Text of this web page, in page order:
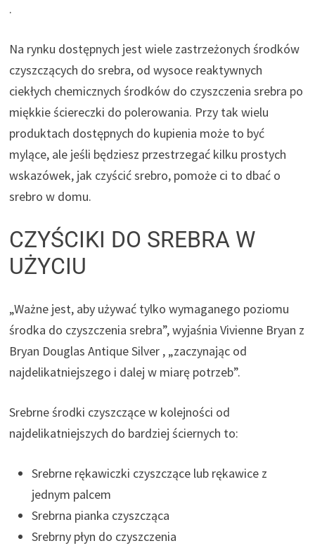
.
Na rynku dostępnych jest wiele zastrzeżonych środków
czyszczących do srebra, od wysoce reaktywnych
ciekłych chemicznych środków do czyszczenia srebra po
miękkie ściereczki do polerowania. Przy tak wielu
produktach dostępnych do kupienia może to być
mylące, ale jeśli będziesz przestrzegać kilku prostych
wskazówek, jak czyścić srebro, pomoże ci to dbać o
srebro w domu.
CZYŚCIKI DO SREBRA W
UŻYCIU
„Ważne jest, aby używać tylko wymaganego poziomu
środka do czyszczenia srebra”, wyjaśnia Vivienne Bryan z
Bryan Douglas Antique Silver , „zaczynając od
najdelikatniejszego i dalej w miarę potrzeb”.
Srebrne środki czyszczące w kolejności od
najdelikatniejszych do bardziej ściernych to:
Srebrne rękawiczki czyszczące lub rękawice z
jednym palcem
Srebrna pianka czyszcząca
Srebrny płyn do czyszczenia